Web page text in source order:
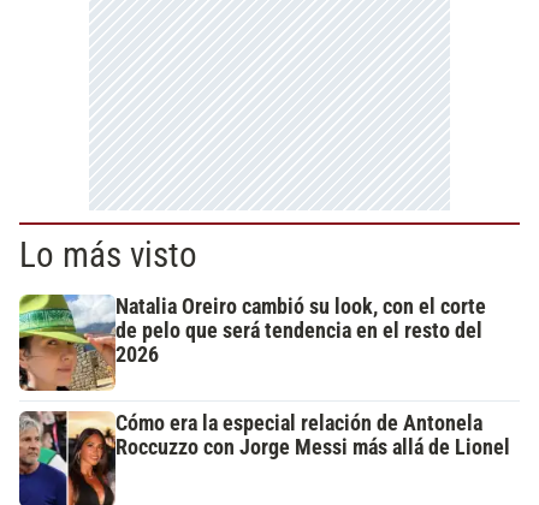
Lo más visto
Natalia Oreiro cambió su look, con el corte
de pelo que será tendencia en el resto del
2026
Cómo era la especial relación de Antonela
Roccuzzo con Jorge Messi más allá de Lionel